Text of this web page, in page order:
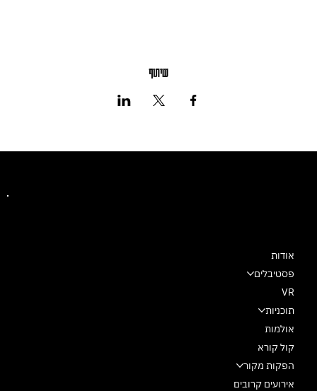
שיתוף
אודות
פסטיבלים
VR
תוכניות
אולמות
קול קורא
הפקות מקור
אירועים קרובים